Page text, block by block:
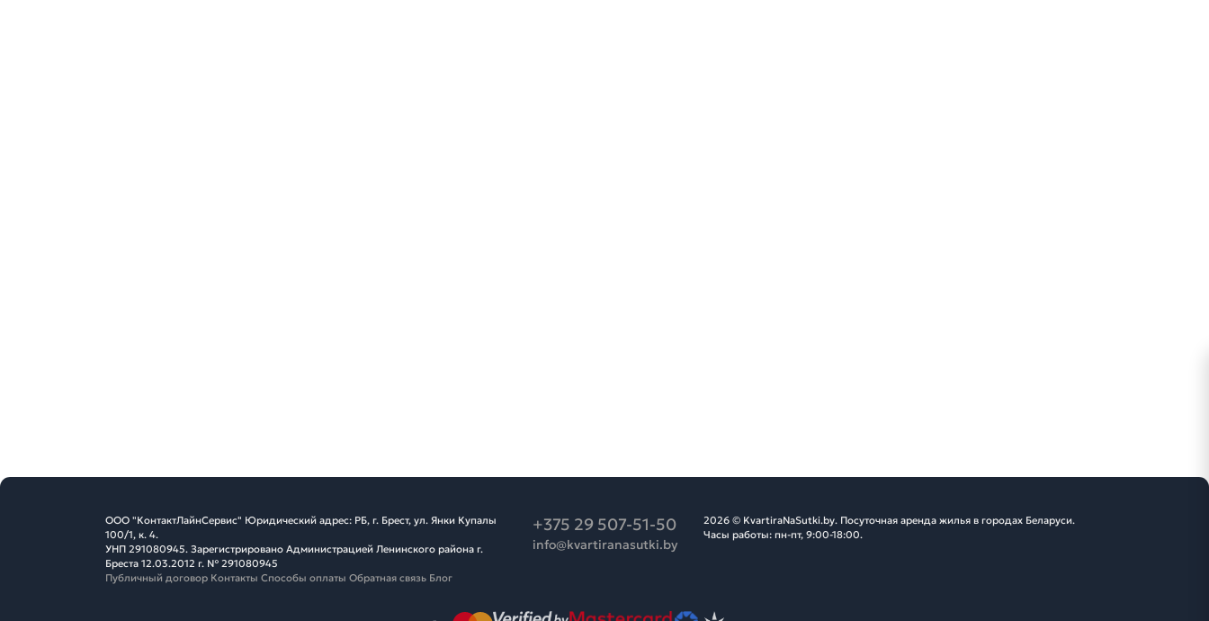
ООО "КонтактЛайнСервис" Юридический адрес: РБ, г. Брест, ул. Янки Купалы
100/1, к. 4.
УНП 291080945. Зарегистрировано Администрацией Ленинского района г.
Бреста 12.03.2012 г. № 291080945
Публичный договор Контакты Способы оплаты Обратная связь Блог
+375 29 507-51-50
info@kvartiranasutki.by
2026 © KvartiraNaSutki.by. Посуточная аренда жилья в городах Беларуси.
Часы работы: пн-пт, 9:00-18:00.